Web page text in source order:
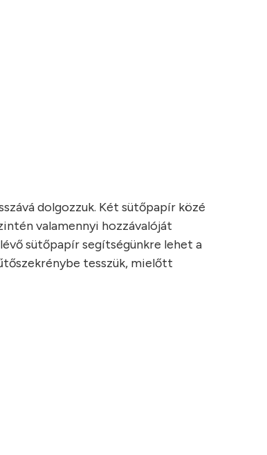
dolgozzuk. Két sütőpapír közé
valamennyi hozzávalóját
sütőpapír segítségünkre lehet a
tesszük, mielőtt